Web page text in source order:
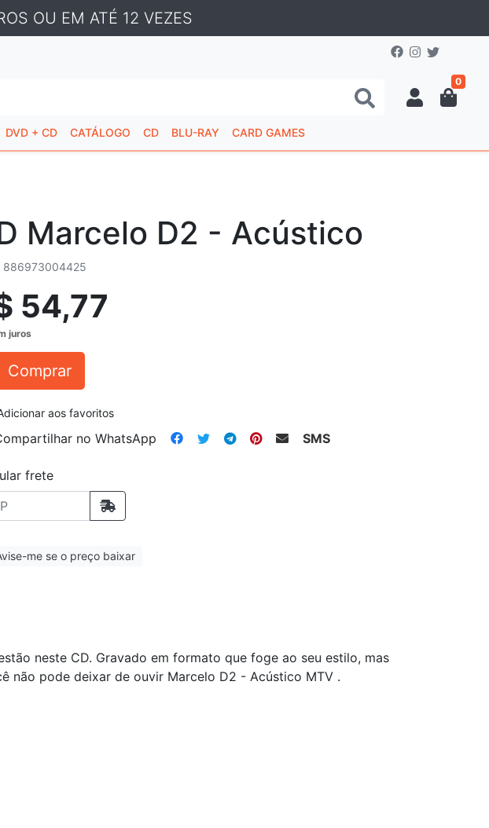
OU EM ATÉ 12 VEZES
0
DVD + CD CATÁLOGO CD BLU-RAY CARD GAMES
Marcelo D2 - Acústico
886973004425
54,77
Comprar
aos favoritos
no WhatsApp SMS
frete
me se o preço baixar
neste CD. Gravado em formato que foge ao seu estilo, mas
não pode deixar de ouvir Marcelo D2 - Acústico MTV .